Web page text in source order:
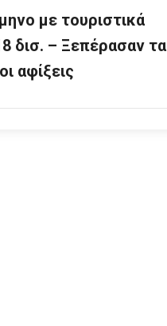
με τουριστικά
δισ. – Ξεπέρασαν τα
αφίξεις